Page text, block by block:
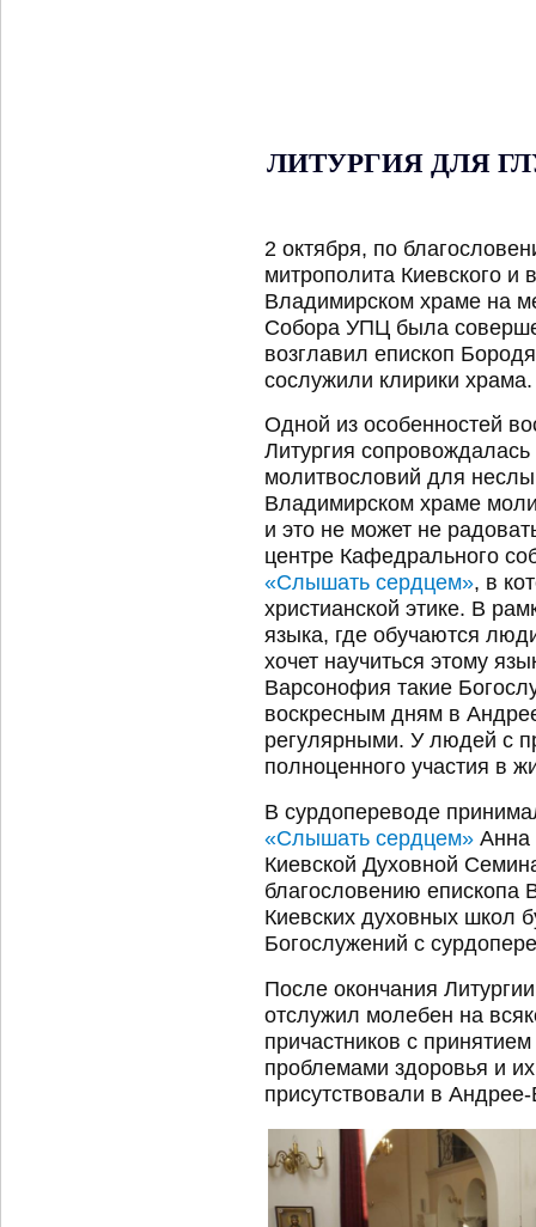
ЛИТУРГИЯ ДЛЯ
2 октября, по
митрополита Киевского
Владимирском храме на
Собора УПЦ была
возглавил епископ
сослужили клирики храма.
Одной из особенностей
Литургия
молитвословий для
Владимирском храме
и это не может не
центре Кафедрального
«Слышать сердцем», в
христианской этике. В
языка, где обучаются
хочет научиться этому
Варсонофия такие
воскресным дням в
регулярными. У людей с
полноценного участия в
В сурдопереводе
«Слышать сердцем» Анна
Киевской Духовной
благословению епископа
Киевских духовных школ
Богослужений с
После окончания
отслужил молебен на
причастников с
проблемами здоровья и
присутствовали в